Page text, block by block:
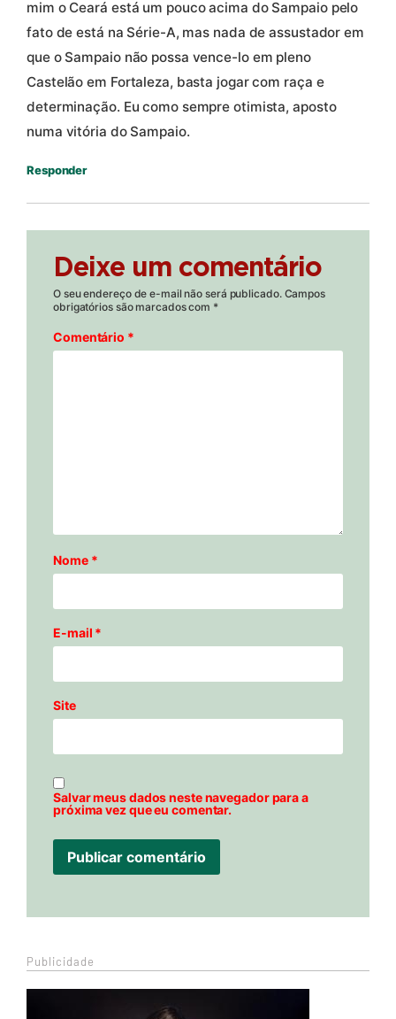
mim o Ceará está um pouco acima do Sampaio pelo
fato de está na Série-A, mas nada de assustador em
que o Sampaio não possa vence-lo em pleno
Castelão em Fortaleza, basta jogar com raça e
determinação. Eu como sempre otimista, aposto
numa vitória do Sampaio.
Responder
Deixe um comentário
O seu endereço de e-mail não será publicado. Campos
obrigatórios são marcados com *
Comentário *
Nome *
E-mail *
Site
Salvar meus dados neste navegador para a
próxima vez que eu comentar.
Publicidade